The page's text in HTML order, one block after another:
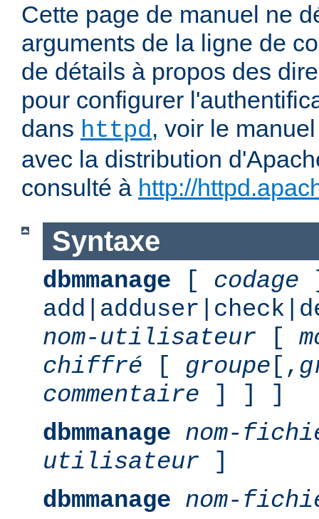
Cette page de manuel ne
arguments de la ligne de
de détails à propos des
pour configurer
dans httpd, voir le
avec la distribution
consulté à http://
Syntaxe
dbmmanage [ codage
nom-utilisateur [
chiffré [ groupe [,
commentaire ] ] ]
dbmmanage nom-
utilisateur ]
dbmmanage nom-